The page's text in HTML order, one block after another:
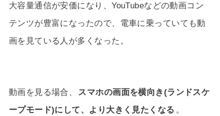
大容量通信が安価になり、YouTubeなどの動画コン
テンツが豊富になったので、電車に乗っていても動
画を見ている人が多くなった。
動画を見る場合、
スマホの画面を横向き(ランドスケ
ープモード)にして、より大きく見たくなる 。